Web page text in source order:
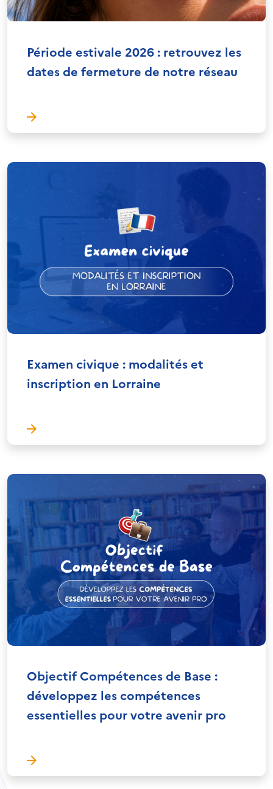
Période estivale 2026 : retrouvez les
dates de fermeture de notre réseau
Examen civique : modalités et
inscription en Lorraine
Objectif Compétences de Base :
développez les compétences
essentielles pour votre avenir pro